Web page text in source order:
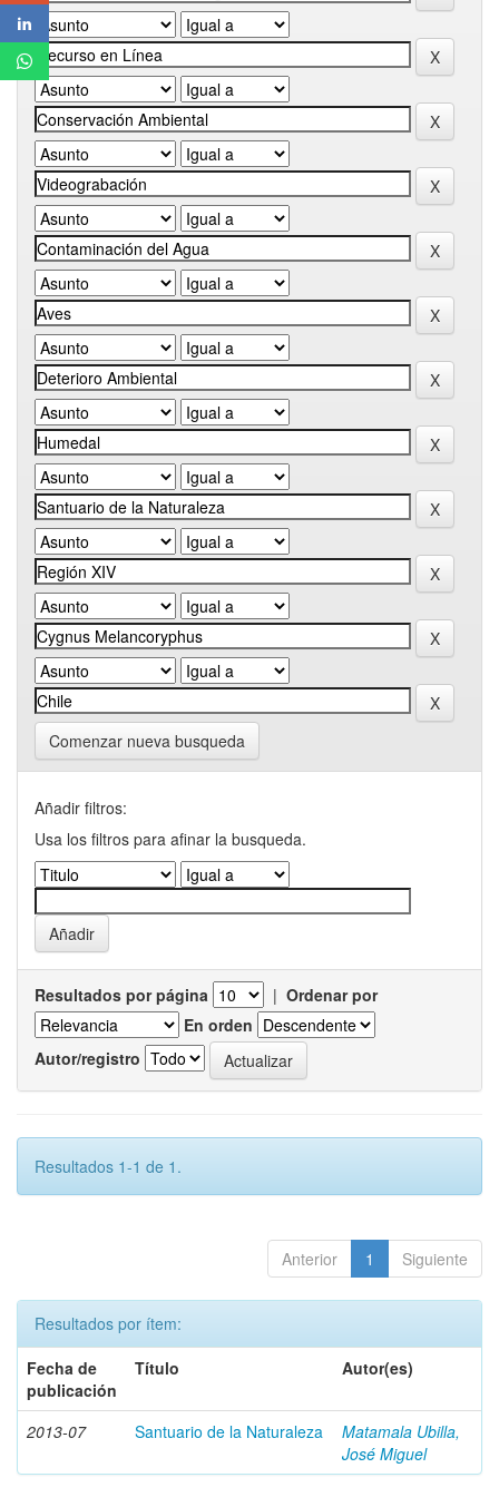
Comenzar nueva busqueda
Añadir filtros:
Usa los filtros para afinar la busqueda.
Resultados por página | Ordenar por
En orden
Autor/registro
Resultados 1-1 de 1.
Anterior 1 Siguiente
Resultados por ítem:
Fecha de
publicación
Título Autor(es)
2013-07 Santuario de la Naturaleza
Matamala Ubilla,
José Miguel